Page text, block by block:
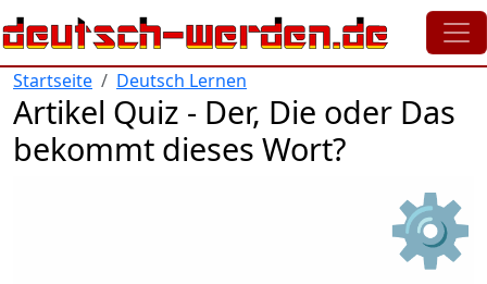
Direkt zum Inhalt
Startseite Deutsch Lernen
Artikel Quiz - Der, Die oder Das
bekommt dieses Wort?
⚙